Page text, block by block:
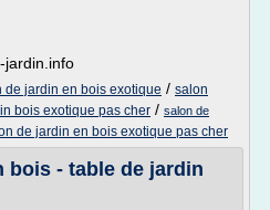
jardin.info
de jardin en bois exotique / salon
bois exotique pas cher / salon de
de jardin en bois exotique pas cher
bois - table de jardin